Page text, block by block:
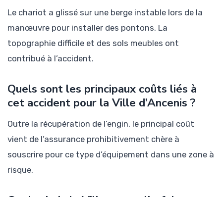
Le chariot a glissé sur une berge instable lors de la
manœuvre pour installer des pontons. La
topographie difficile et des sols meubles ont
contribué à l’accident.
Quels sont les principaux coûts liés à
cet accident pour la Ville d’Ancenis ?
Outre la récupération de l’engin, le principal coût
vient de l’assurance prohibitivement chère à
souscrire pour ce type d’équipement dans une zone à
risque.